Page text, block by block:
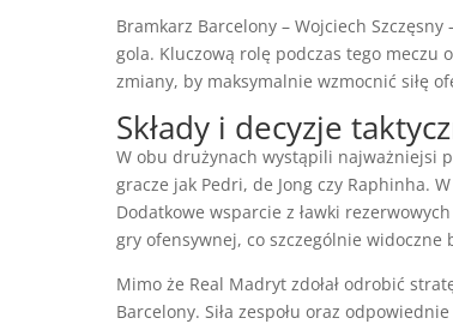
Bramkarz Barcelony – Wojciech
gola. Kluczową rolę podczas tego
zmiany, by maksymalnie wzmocnić siłę
Składy i decyzje
W obu drużynach wystąpili najważniejsi
gracze jak Pedri, de Jong czy Raphinha.
Dodatkowe wsparcie z ławki
gry ofensywnej, co szczególnie widoczne
Mimo że Real Madryt zdołał odrobić
Barcelony. Siła zespołu oraz